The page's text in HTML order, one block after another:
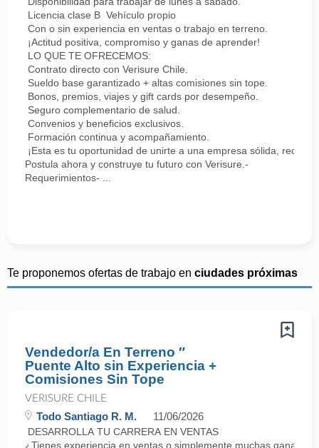
Licencia clase B Vehículo propio
Con o sin experiencia en ventas o trabajo en terreno.
¡Actitud positiva, compromiso y ganas de aprender!
LO QUE TE OFRECEMOS:
Contrato directo con Verisure Chile.
Sueldo base garantizado + altas comisiones sin tope.
Bonos, premios, viajes y gift cards por desempeño.
Seguro complementario de salud.
Convenios y beneficios exclusivos.
Formación continua y acompañamiento.
¡Esta es tu oportunidad de unirte a una empresa sólida,
Postula ahora y construye tu futuro con Verisure.-
Requerimientos- ...
Te proponemos ofertas de trabajo en ciudades próximas
Vendedor/a En Terreno ″
Puente Alto sin Experiencia +
Comisiones Sin Tope
VERISURE CHILE
Todo Santiago R. M. 11/06/2026
DESARROLLA TU CARRERA EN VENTAS
¿Tienes experiencia en ventas o simplemente muchas ganas